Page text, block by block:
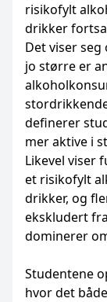
risikofylt
drikker
Det viser
jo større er
definerer
mer aktive i
Likevel viser
et risikofylt
drikker, og
ekskludert
dominerer
Studentene
hvor det